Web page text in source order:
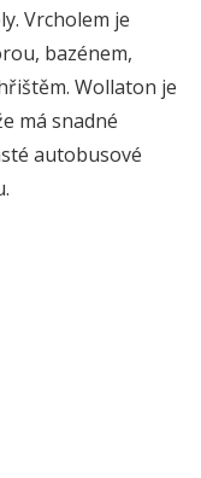
Vrcholem je
bazénem,
Wollaton je
má snadné
autobusové